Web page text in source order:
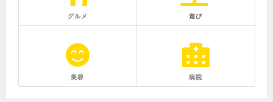
グルメ 遊び
美容 病院